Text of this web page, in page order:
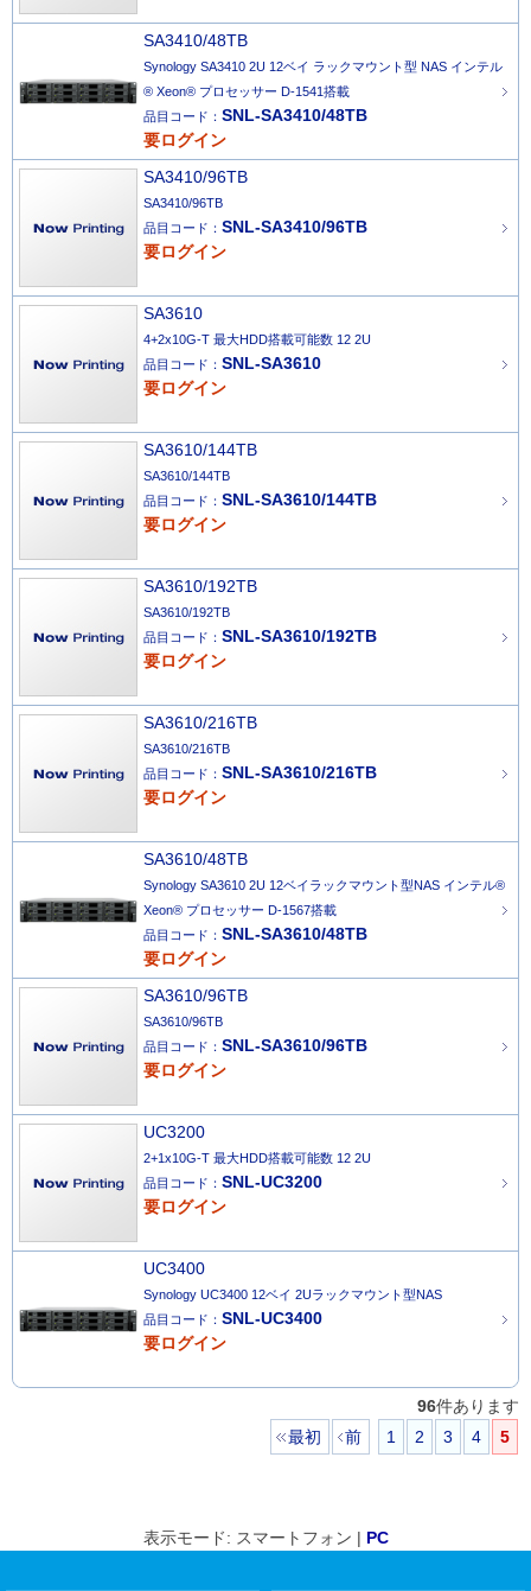
SA3410/48TB
Synology SA3410 2U 12ベイ ラックマウント型 NAS インテル
® Xeon® プロセッサー D-1541搭載
品目コード： SNL-SA3410/48TB
要ログイン
SA3410/96TB
SA3410/96TB
品目コード： SNL-SA3410/96TB
要ログイン
SA3610
4+2x10G-T 最大HDD搭載可能数 12 2U
品目コード： SNL-SA3610
要ログイン
SA3610/144TB
SA3610/144TB
品目コード： SNL-SA3610/144TB
要ログイン
SA3610/192TB
SA3610/192TB
品目コード： SNL-SA3610/192TB
要ログイン
SA3610/216TB
SA3610/216TB
品目コード： SNL-SA3610/216TB
要ログイン
SA3610/48TB
Synology SA3610 2U 12ベイラックマウント型NAS インテル®
Xeon® プロセッサー D-1567搭載
品目コード： SNL-SA3610/48TB
要ログイン
SA3610/96TB
SA3610/96TB
品目コード： SNL-SA3610/96TB
要ログイン
UC3200
2+1x10G-T 最大HDD搭載可能数 12 2U
品目コード： SNL-UC3200
要ログイン
UC3400
Synology UC3400 12ベイ 2Uラックマウント型NAS
品目コード： SNL-UC3400
要ログイン
96件あります
最初
前 1 2 3 4 5
表示モード: スマートフォン | PC